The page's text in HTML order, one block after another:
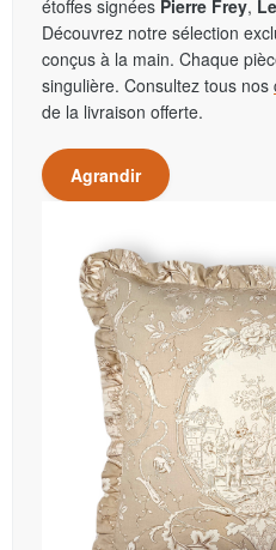
étoffes signées Pierre Frey,
Découvrez notre sélection
conçus à la main. Chaque
singulière. Consultez tous nos
de la livraison offerte.
Agrandir